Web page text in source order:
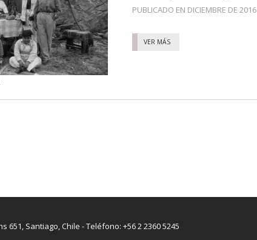
PUBLICADO EN DICIEMBRE DE 2016
VER MÁS
651, Santiago, Chile - Teléfono: +56 2 2360 5245